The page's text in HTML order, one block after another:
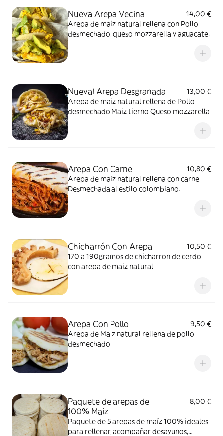
Nueva Arepa Vecina
14,00 €
Arepa de maíz natural rellena con Pollo
desmechado, queso mozzarella y aguacate.
Nueva! Arepa Desgranada
13,00 €
Arepa de maiz natural rellena de Pollo
desmechado Maiz tierno Queso mozzarella
Arepa Con Carne
10,80 €
Arepa de maiz natural rellena con carne
Desmechada al estilo colombiano.
Chicharrón Con Arepa
10,50 €
170 a 190gramos de chicharron de cerdo
con arepa de maiz natural
Arepa Con Pollo
9,50 €
Arepa de Maiz natural rellena de pollo
desmechado
Paquete de arepas de
100% Maiz
8,00 €
Paquete de 5 arepas de maíz 100% ideales
para rellenar, acompañar desayunos,